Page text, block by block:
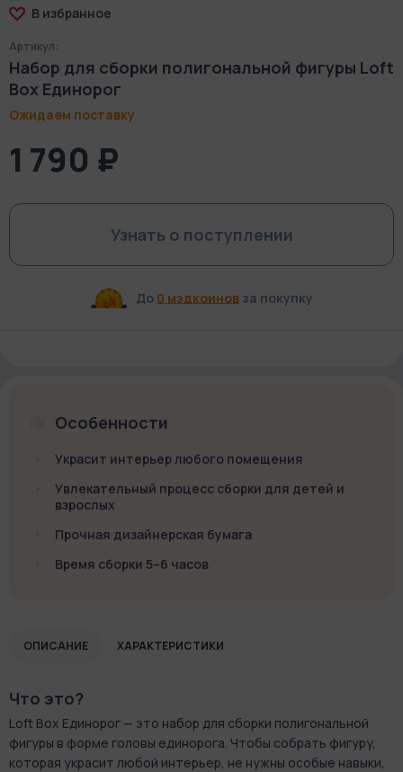
В избранное
Артикул:
Набор для сборки полигональной фигуры Loft
Box Единорог
Ожидаем поставку
1 790 ₽
Узнать о поступлении
До 0 мэдкоиновза покупку
Особенности
Украсит интерьер любого помещения
Увлекательный процесс сборки для детей и
взрослых
Прочная дизайнерская бумага
Время сборки 5–6 часов
ОПИСАНИЕ ХАРАКТЕРИСТИКИ
Что это?
Loft Box Единорог — это набор для сборки полигональной
фигуры в форме головы единорога. Чтобы собрать фигуру,
которая украсит любой интерьер, не нужны особые навыки,